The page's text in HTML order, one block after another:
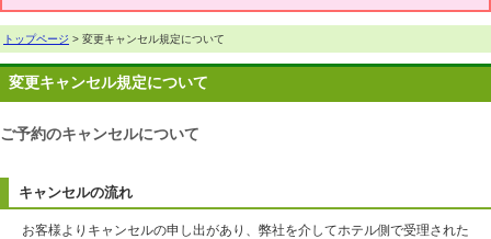
トップページ > 変更キャンセル規定について
変更キャンセル規定について
ご予約のキャンセルについて
キャンセルの流れ
お客様よりキャンセルの申し出があり、弊社を介してホテル側で受理された